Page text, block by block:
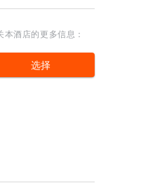
本酒店的更多信息：
选择